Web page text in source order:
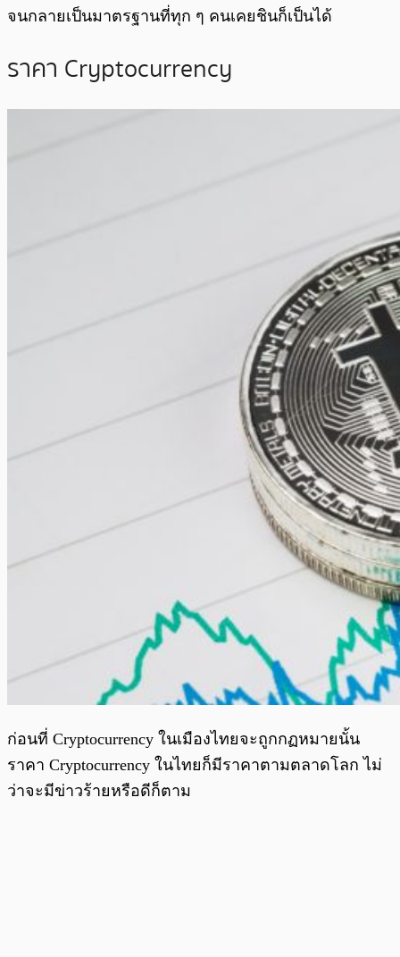
จนกลายเป็นมาตรฐานที่ทุก ๆ คนเคยชินก็เป็นได้
ราคา Cryptocurrency
ก่อนที่ Cryptocurrency ในเมืองไทยจะถูกกฏหมายนั้น
ราคา Cryptocurrency ในไทยก็มีราคาตามตลาดโลก ไม่
ว่าจะมีข่าวร้ายหรือดีก็ตาม